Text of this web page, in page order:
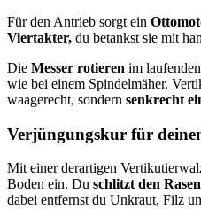
Für den Antrieb sorgt ein
Viertakter, du betankst sie mit
Die Messer rotieren im
wie bei einem Spindelmäher.
waagerecht, sondern senkrecht
Verjüngungskur für
Mit einer derartigen
Boden ein. Du schlitzt den
dabei entfernst du Unkraut, Filz